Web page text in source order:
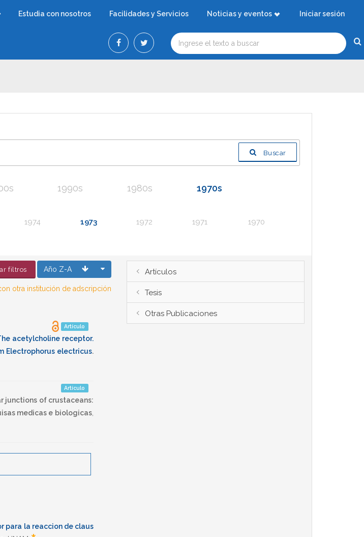
Estudia con nosotros Facilidades y Servicios Noticias y eventos Iniciar sesión
Buscar
1990s 1980s 1970s
1974 1973 1972 1971 1970
filtros
otra institución de adscripción
Artículo
acetylcholine receptor.
Electrophorus electricus.
Artículo
junctions of crustaceans:
medicas e biologicas,
para la reaccion de claus
Artículos
Tesis
Otras Publicaciones